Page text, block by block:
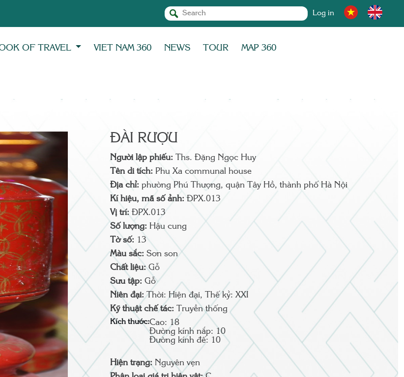
Log in
OF TRAVEL VIET NAM 360 NEWS TOUR MAP 360
ĐÀI RƯỢU
Người lập phiếu: Ths. Đặng Ngọc Huy
Tên di tích: Phu Xa communal house
Địa chỉ: phường Phú Thượng, quận Tây Hồ, thành phố Hà Nội
Kí hiệu, mã số ảnh: ĐPX.013
Vị trí: ĐPX.013
Số lượng: Hậu cung
Tờ số: 13
Màu sắc: Sơn son
Chất liệu:Gỗ
Sưu tập: Gỗ
Niên đại:Thời: Hiện đại, Thế kỷ: XXI
Kỹ thuật chế tác: Truyền thống
Kích thước:Cao: 18
Đường kính nắp: 10
Đường kính đế: 10
Hiện trạng: Nguyên vẹn